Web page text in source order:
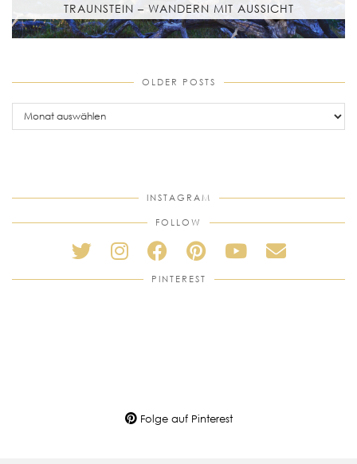
TRAUNSTEIN – WANDERN MIT AUSSICHT
OLDER POSTS
older
posts
INSTAGRAM
FOLLOW
PINTEREST
Folge auf Pinterest